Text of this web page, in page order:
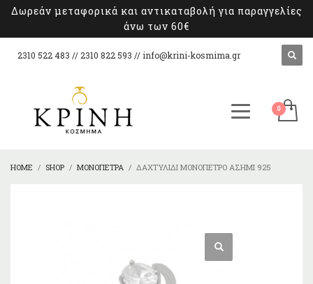
Δωρεάν μεταφορικά και αντικαταβολή για παραγγελίες
άνω των 60€
2310 522 483 // 2310 822 593 // info@krini-kosmima.gr
HOME SHOP ΜΟΝΌΠΕΤΡΑ ΔΑΧΤΥΛΊΔΙ ΜΟΝΌΠΕΤΡΟ ΑΣΉΜΙ 925